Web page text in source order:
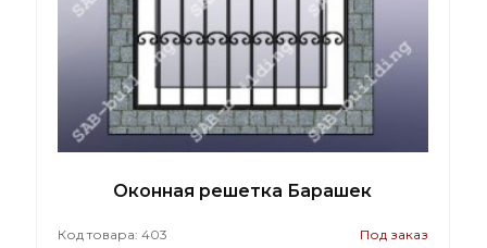
Оконная решетка Барашек
Код товара: 403 Под заказ